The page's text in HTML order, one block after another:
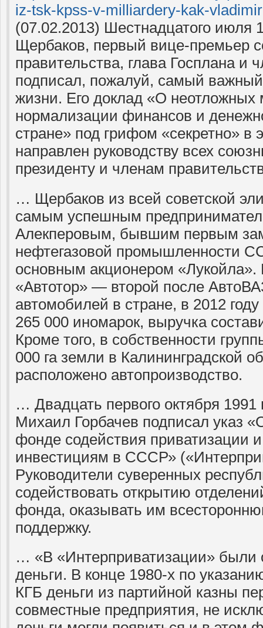
iz-tsk-kpss-v-milliardery-kak-
(07.02.2013) Шестнадцатого июля
Щербаков, первый вице-премьер
правительства, глава Госплана
подписал, пожалуй, самый
жизни. Его доклад «О неотложных
нормализации финансов и
стране» под грифом «секретно» в
направлен руководству всех
президенту и членам
… Щербаков из всей советской
самым успешным
Алекперовым, бывшим первым
нефтегазовой промышленности
основным акционером
«Автотор» — второй после
автомобилей в стране, в 2012
265 000 иномарок, выручка
Кроме того, в собственности
000 га земли в Калининградской
расположено автопроизводство.
… Двадцать первого октября
Михаил Горбачев подписал указ
фонде содействия приватизации
инвестициям в СССР»
Руководители суверенных
содействовать открытию
фонда, оказывать им
поддержку.
… «В «Интерприватизации» были
деньги. В конце 1980-х по
КГБ деньги из партийной казны
совместные предприятия, не